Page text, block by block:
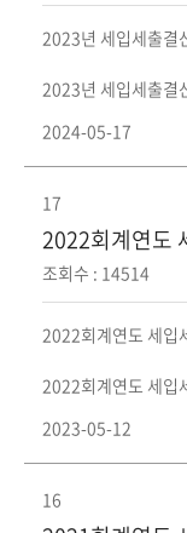
2023년 세입세출결
2023년 세입세출결
2024-05-17
17
2022회계연도
조회수 : 14514
2022회계연도 세입
2022회계연도 세입
2023-05-12
16